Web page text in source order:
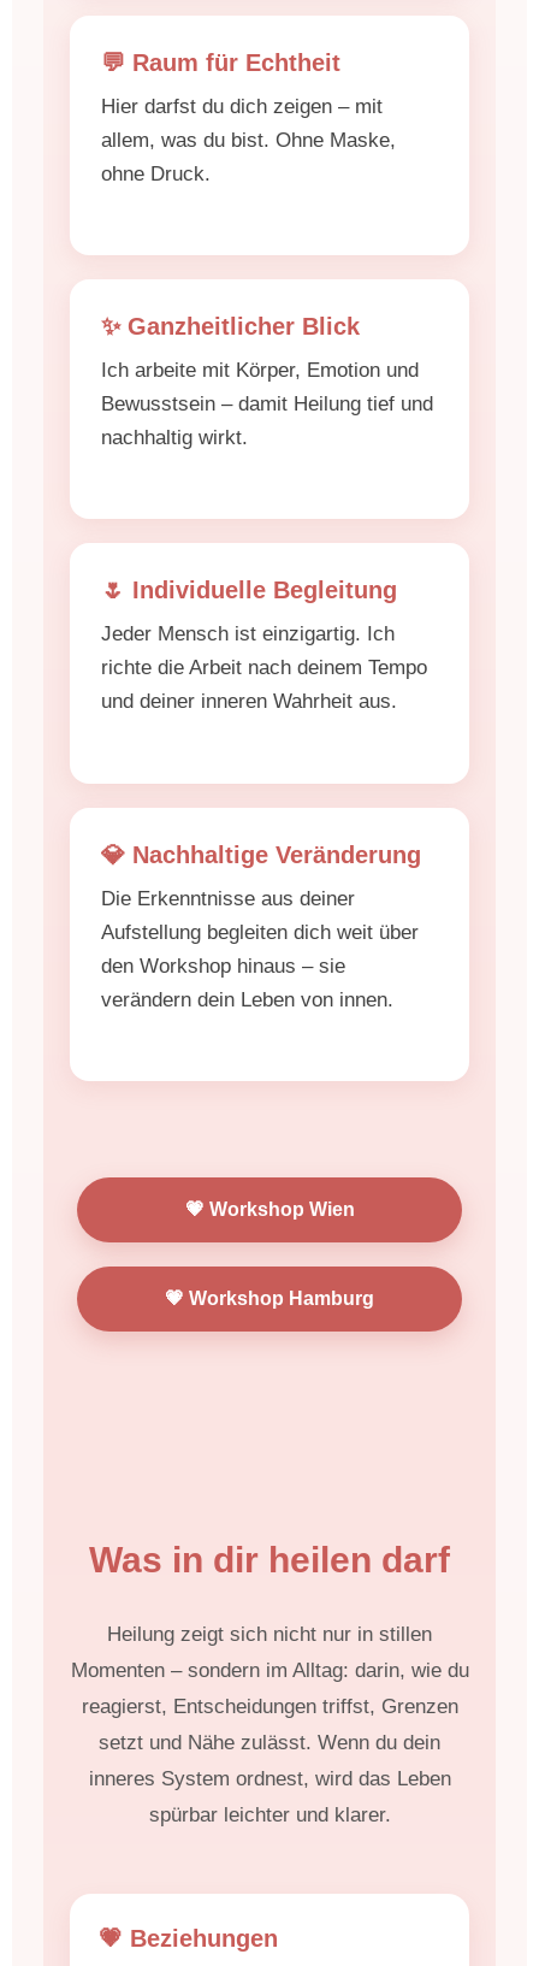
💬 Raum für Echtheit
Hier darfst du dich zeigen – mit
allem, was du bist. Ohne Maske,
ohne Druck.
✨ Ganzheitlicher Blick
Ich arbeite mit Körper, Emotion und
Bewusstsein – damit Heilung tief und
nachhaltig wirkt.
🌷 Individuelle Begleitung
Jeder Mensch ist einzigartig. Ich
richte die Arbeit nach deinem Tempo
und deiner inneren Wahrheit aus.
💎 Nachhaltige Veränderung
Die Erkenntnisse aus deiner
Aufstellung begleiten dich weit über
den Workshop hinaus – sie
verändern dein Leben von innen.
💗 Workshop Wien
💗 Workshop Hamburg
Was in dir heilen darf
Heilung zeigt sich nicht nur in stillen
Momenten – sondern im Alltag: darin, wie du
reagierst, Entscheidungen triffst, Grenzen
setzt und Nähe zulässt. Wenn du dein
inneres System ordnest, wird das Leben
spürbar leichter und klarer.
💗 Beziehungen